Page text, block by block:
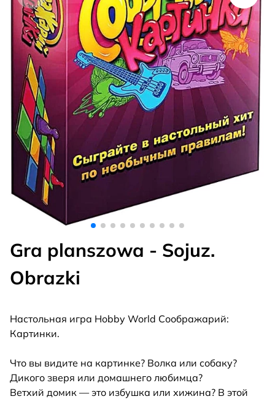
Gra planszowa - Sojuz.
Obrazki
Настольная игра Hobby World Соображарий:
Картинки.
Что вы видите на картинке? Волка или собаку?
Дикого зверя или домашнего любимца?
Ветхий домик — это избушка или хижина? В этой